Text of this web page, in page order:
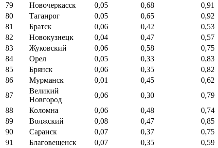
79
Новочеркасск 0,05 0,68
0,91
80
Таганрог 0,05 0,65
0,92
81
Братск 0,06 0,42
0,53
82
Новокузнецк 0,04 0,47
0,57
83
Жуковский 0,06 0,58
0,75
84
Орел 0,05 0,33
0,83
85
Брянск 0,06 0,35
0,82
86
Мурманск 0,01 0,45
0,62
87
Великий
Новгород
0,06 0,30
0,79
88
Коломна 0,06 0,48
0,74
89
Волжский 0,08 0,47
0,85
90
Саранск 0,07 0,37
0,75
91
Благовещенск 0,07 0,35
0,59